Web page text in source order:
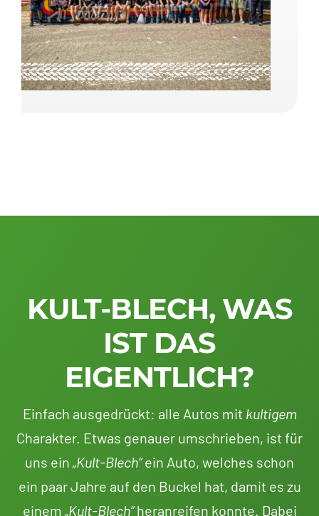
KULT-BLECH, WAS
IST DAS
EIGENTLICH?
Einfach ausgedrückt: alle Autos mit kultigem
Charakter. Etwas genauer umschrieben, ist für
uns ein „Kult-Blech“ein Auto, welches schon
ein paar Jahre auf den Buckel hat, damit es zu
einem „Kult-Blech“heranreifen konnte. Dabei